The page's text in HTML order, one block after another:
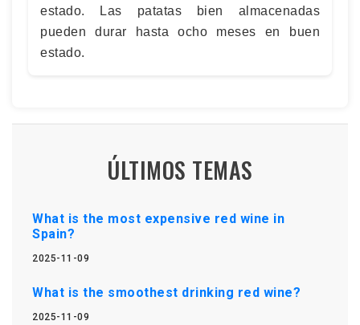
estado. Las patatas bien almacenadas
pueden durar hasta ocho meses en buen
estado.
ÚLTIMOS TEMAS
What is the most expensive red wine in
Spain?
2025-11-09
What is the smoothest drinking red wine?
2025-11-09